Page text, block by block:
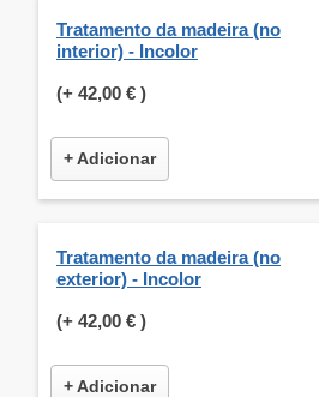
Tratamento da madeira (no
interior) - Incolor
(+ 42,00 € )
+ Adicionar
Tratamento da madeira (no
exterior) - Incolor
(+ 42,00 € )
+ Adicionar